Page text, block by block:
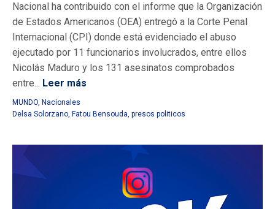
Nacional ha contribuido con el informe que la Organización
de Estados Americanos (OEA) entregó a la Corte Penal
Internacional (CPI) donde está evidenciado el abuso
ejecutado por 11 funcionarios involucrados, entre ellos
Nicolás Maduro y los 131 asesinatos comprobados
entre... Leer más
MUNDO, Nacionales
Delsa Solorzano, Fatou Bensouda, presos politicos